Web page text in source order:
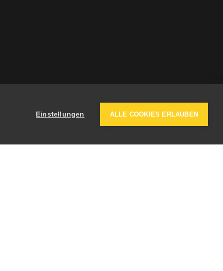
Einstellungen ALLE COOKIES ERLAUBEN